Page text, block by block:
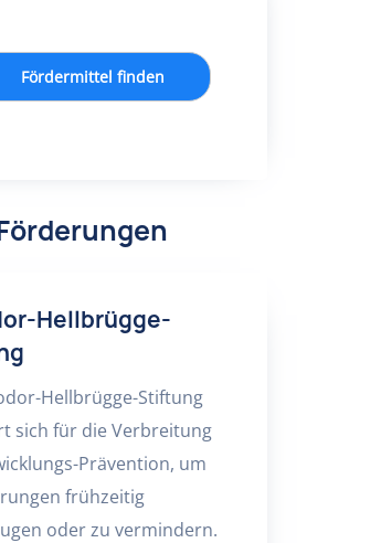
Fördermittel finden
Hellbrügge-
Hellbrügge-Stiftung
sich für die Verbreitung
Prävention, um
frühzeitig
oder zu vermindern.